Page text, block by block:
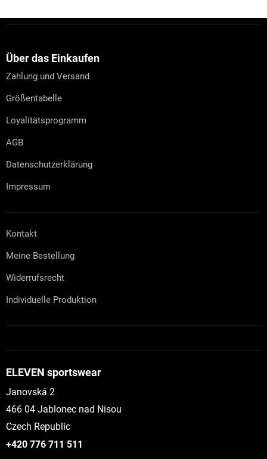
Über das Einkaufen
Zahlung und Versand
Größentabelle
Loyalitätsprogramm
AGB
Datenschutzerklärung
Impressum
Kontakt
Meine Bestellung
Widerrufsrecht
Individuelle Produktion
ELEVEN sportswear
Janovská 2
466 04 Jablonec nad Nisou
Czech Republic
+420 776 711 511